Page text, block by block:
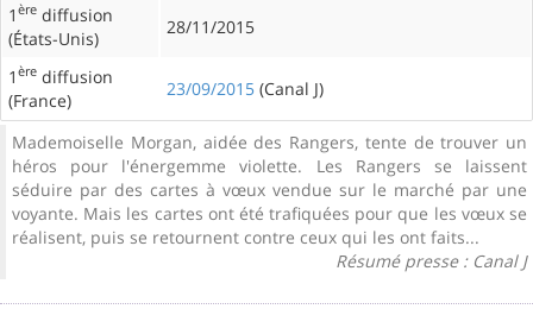
1 ère diffusion
(États-Unis)
28/11/2015
1 ère diffusion
(France)
23/09/2015 (Canal J)
Mademoiselle Morgan, aidée des Rangers, tente de trouver un
héros pour l'énergemme violette. Les Rangers se laissent
séduire par des cartes à vœux vendue sur le marché par une
voyante. Mais les cartes ont été trafiquées pour que les vœux se
réalisent, puis se retournent contre ceux qui les ont faits...
Résumé presse : Canal J